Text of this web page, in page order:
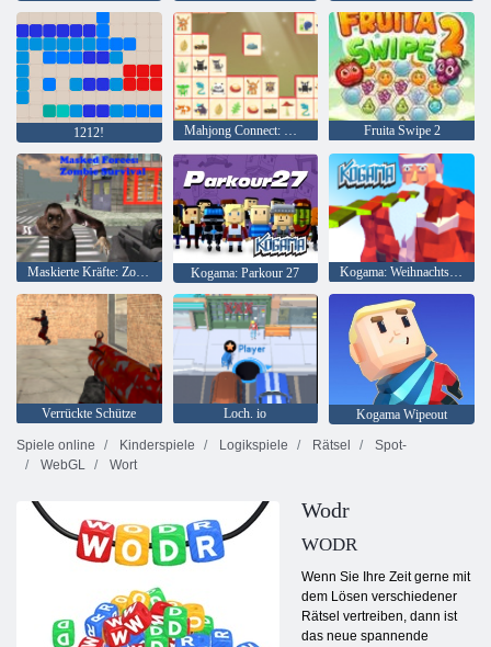
1212! Mahjong Connect: Woodventure Fruita Swipe 2
Maskierte Kräfte: Zombie-Überleben Kogama: Parkour 27 Kogama: Weihnachtsparkour
Verrückte Schütze Loch. io
Kogama Wipeout
Spiele online
Kinderspiele Logikspiele Rätsel
Spot-
WebGL
Wort
Wodr
WODR
Wenn Sie Ihre Zeit gerne mit
dem Lösen verschiedener
Rätsel vertreiben, dann ist
das neue spannende